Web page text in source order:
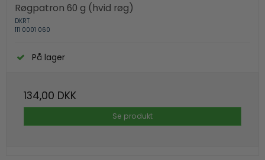
Røgpatron 60 g (hvid røg)
DKRT
111 0001 060
På lager
134,00 DKK
Se produkt